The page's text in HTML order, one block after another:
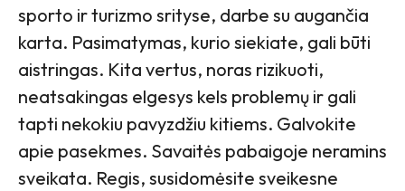
sporto ir turizmo srityse, darbe su augančia
karta. Pasimatymas, kurio siekiate, gali būti
aistringas. Kita vertus, noras rizikuoti,
neatsakingas elgesys kels problemų ir gali
tapti nekokiu pavyzdžiu kitiems. Galvokite
apie pasekmes. Savaitės pabaigoje neramins
sveikata. Regis, susidomėsite sveikesne